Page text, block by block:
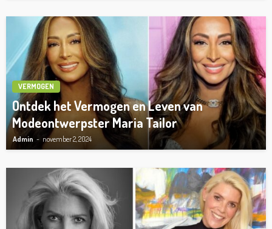
VERMOGEN
Ontdek het Vermogen en Leven van
Modeontwerpster Maria Tailor
Admin november 2, 2024